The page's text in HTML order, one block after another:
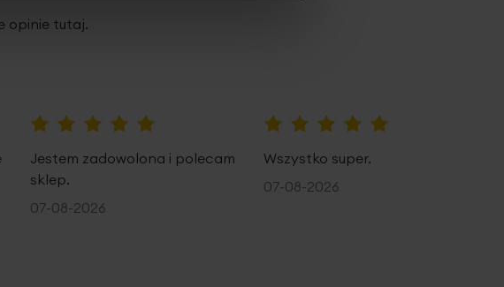
opinie tutaj.
Jestem zadowolona i polecam
sklep.
07-08-2026
Wszystko super.
07-08-2026